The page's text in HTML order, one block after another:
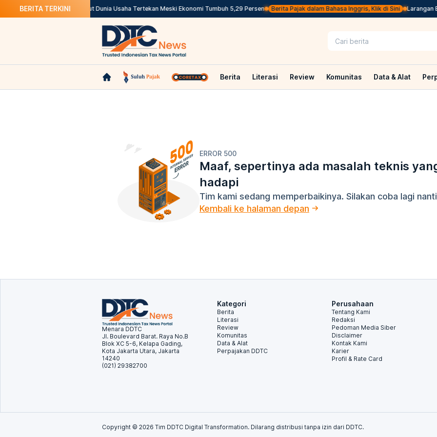
BERITA TERKINI
Unduh di Sini! Apindo Sebut Dunia Usaha Tertekan Meski Ekonomi Tumbuh 5,29 Persen Berita Pajak dalam Bahasa Inggris, Klik di Sini Larangan
Berita Literasi Review Komunitas Data & Alat
ERROR 500
Maaf, sepertinya ada masalah teknis
hadapi
Tim kami sedang memperbaikinya. Silakan coba lagi
Kembali ke halaman depan
Menara DDTC
Jl. Boulevard Barat. Raya No.B
Blok XC 5-6, Kelapa Gading,
Kota Jakarta Utara, Jakarta
14240
(021) 29382700
Kategori
Berita
Literasi
Review
Komunitas
Data & Alat
Perpajakan DDTC
Perusahaan
Tentang Kami
Redaksi
Pedoman Media Siber
Disclaimer
Kontak Kami
Karier
Profil & Rate Card
Copyright © 2026 Tim DDTC Digital Transformation. Dilarang distribusi tanpa izin dari DDTC.